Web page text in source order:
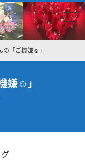
ます
の「ご機嫌☺︎」
嫌☺︎」